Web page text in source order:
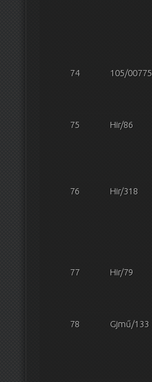
74 105/00775
75 Hir/86
76 Hir/318
77 Hir/79
78 Gjmű/133